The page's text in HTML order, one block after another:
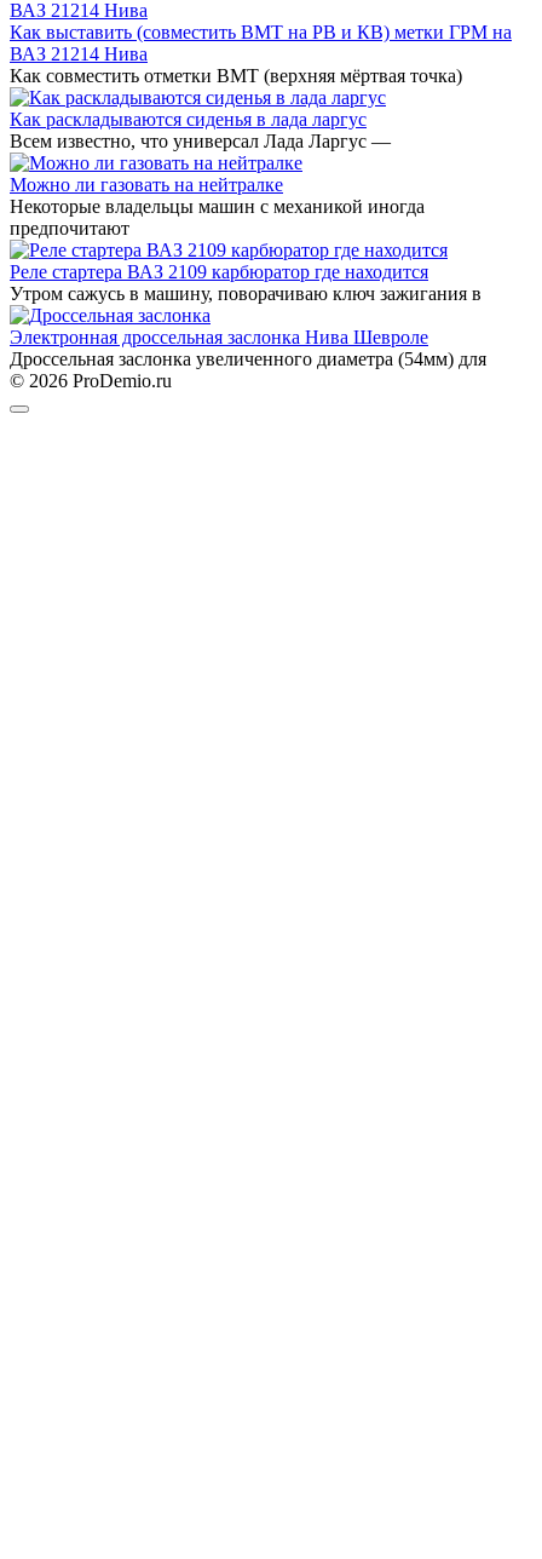
Как выставить (совместить ВМТ на РВ и КВ) метки ГРМ на
ВАЗ 21214 Нива
Как совместить отметки ВМТ (верхняя мёртвая точка)
Как раскладываются сиденья в лада ларгус
Всем известно, что универсал Лада Ларгус —
Можно ли газовать на нейтралке
Некоторые владельцы машин с механикой иногда
предпочитают
Реле стартера ВАЗ 2109 карбюратор где находится
Утром сажусь в машину, поворачиваю ключ зажигания в
Электронная дроссельная заслонка Нива Шевроле
Дроссельная заслонка увеличенного диаметра (54мм) для
© 2026 ProDemio.ru